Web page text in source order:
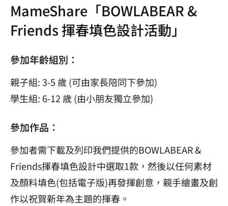
MameShare「BOWLABEAR &
Friends 揮春填色設計活動」
參加年齡組別：
親子組: 3-5 歲 (可由家長陪同下參加)
學生組: 6-12 歲 (由小朋友獨立參加)
參加作品：
參加者需下載及列印我們提供的BOWLABEAR &
Friends揮春填色設計中選取1款，然後以任何素材
及顏料填色(包括電子版)再發揮創意，親手繪畫及創
作以祝賀新年為主題的揮春。